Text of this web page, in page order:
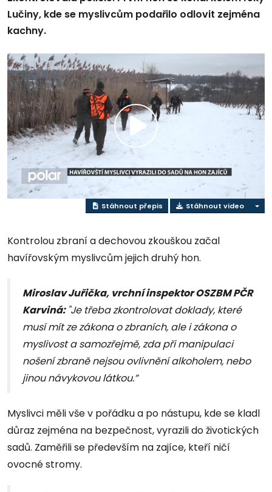
Lučiny, kde se myslivcům podařilo odlovit zejména
kachny.
Přehrát
video
Stáhnout přepis Stáhnout video
Kontrolou zbraní a dechovou zkouškou začal
havířovským myslivcům jejich druhý hon.
Miroslav Juřička, vrchní inspektor OSZBM PČR
Karviná: "Je třeba zkontrolovat doklady, které
musí mít ze zákona o zbraních, ale i zákona o
myslivost a samozřejmě, zda při manipulaci
nošení zbraně nejsou ovlivnění alkoholem, nebo
jinou návykovou látkou.”
Myslivci měli vše v pořádku a po nástupu, kde se kladl
důraz zejména na bezpečnost, vyrazili do životických
sadů. Zaměřili se především na zajíce, kteří ničí
ovocné stromy.